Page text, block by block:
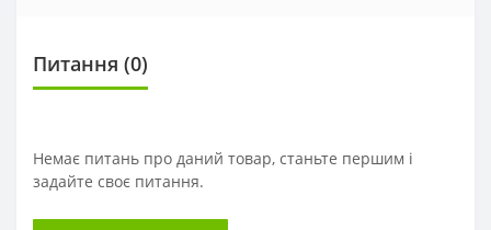
Питання (0)
Немає питань про даний товар, станьте першим і
задайте своє питання.